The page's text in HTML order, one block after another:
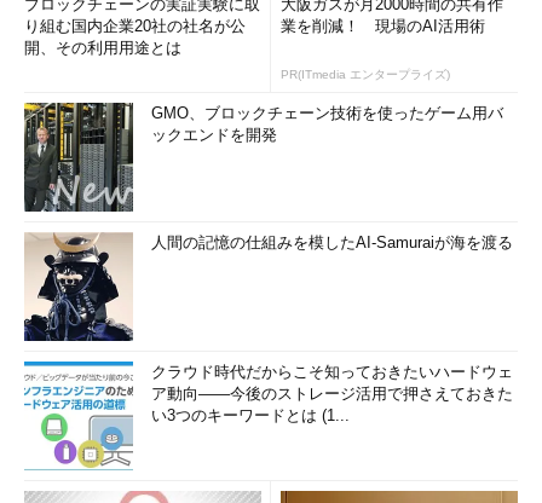
ブロックチェーンの実証実験に取
り組む国内企業20社の社名が公
開、その利用用途とは
大阪ガスが月2000時間の共有作
業を削減！ 現場のAI活用術
PR(ITmedia エンタープライズ)
GMO、ブロックチェーン技術を使ったゲーム用バ
ックエンドを開発
人間の記憶の仕組みを模したAI-Samuraiが海を渡る
クラウド時代だからこそ知っておきたいハードウェ
ア動向――今後のストレージ活用で押さえておきた
い3つのキーワードとは (1...